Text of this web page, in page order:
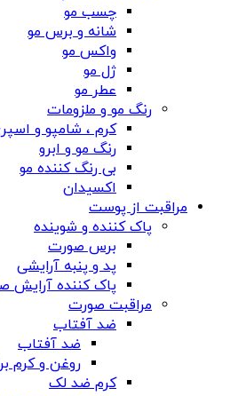
چسب مو
شانه‌ و برس مو
واکس مو
ژل مو
عطر مو
رنگ مو و ملزومات
کرم ، شامپو و
رنگ مو و ابرو
بی رنگ کننده مو
اکسیدان
مراقبت از پوست
پاک کننده و شوینده
برس صورت
پد و پنبه آرایشی
پاک کننده آرایش
مراقبت صورت
ضد آفتاب
ضد آفتاب
روغن و کرم
کرم ضد لک